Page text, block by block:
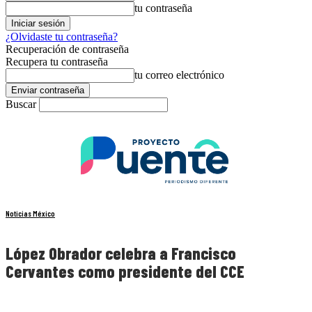
tu contraseña
¿Olvidaste tu contraseña?
Recuperación de contraseña
Recupera tu contraseña
tu correo electrónico
Buscar
Noticias México
López Obrador celebra a Francisco
Cervantes como presidente del CCE